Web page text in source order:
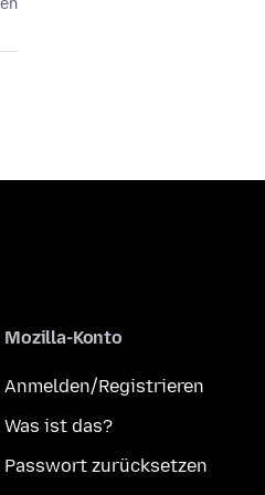
Mozilla-Konto
Anmelden/Registrieren
Was ist das?
Passwort zurücksetzen